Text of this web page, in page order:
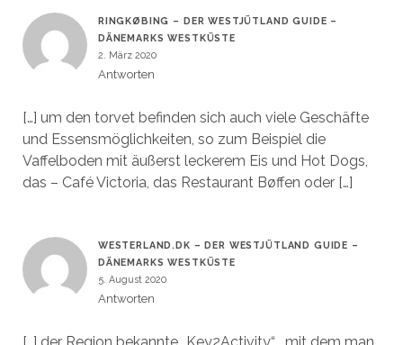
RINGKØBING – DER WESTJÜTLAND GUIDE –
DÄNEMARKS WESTKÜSTE
2. März 2020
Antworten
[…] um den torvet befinden sich auch viele Geschäfte
und Essensmöglichkeiten, so zum Beispiel die
Vaffelboden mit äußerst leckerem Eis und Hot Dogs,
das – Café Victoria, das Restaurant Bøffen oder […]
WESTERLAND.DK – DER WESTJÜTLAND GUIDE –
DÄNEMARKS WESTKÜSTE
5. August 2020
Antworten